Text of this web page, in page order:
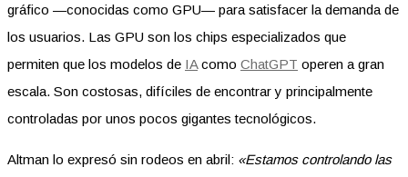
gráfico —conocidas como GPU— para satisfacer la demanda de
los usuarios. Las GPU son los chips especializados que
permiten que los modelos de IAcomo ChatGPT operen a gran
escala. Son costosas, difíciles de encontrar y principalmente
controladas por unos pocos gigantes tecnológicos.
Altman lo expresó sin rodeos en abril: «Estamos controlando las